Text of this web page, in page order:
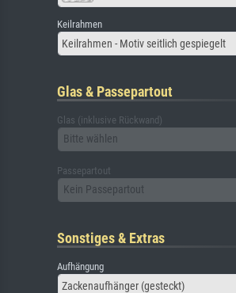
Keilrahmen
Keilrahmen - Motiv seitlich gespiegelt
Glas & Passepartout
Glas (inklusive Rückwand)
Bitte wählen
Passepartout
Kein Passepartout
Sonstiges & Extras
Aufhängung
Zackenaufhänger (gesteckt)